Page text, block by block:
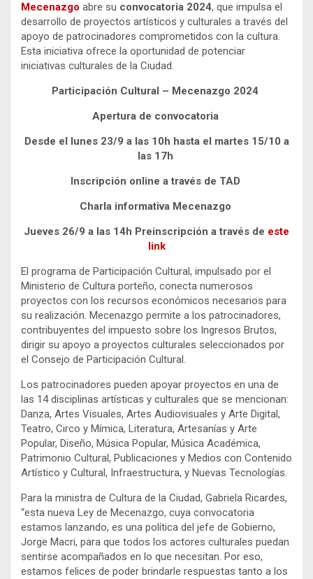
Mecenazgo abre su convocatoria 2024, que impulsa el
desarrollo de proyectos artísticos y culturales a través del
apoyo de patrocinadores comprometidos con la cultura.
Esta iniciativa ofrece la oportunidad de potenciar
iniciativas culturales de la Ciudad.
Participación Cultural – Mecenazgo 2024
Apertura de convocatoria
Desde el lunes 23/9 a las 10h hasta el martes 15/10 a
las 17h
Inscripción online a través de TAD
Charla informativa Mecenazgo
Jueves 26/9 a las 14h Preinscripción a través de este
link
El programa de Participación Cultural, impulsado por el
Ministerio de Cultura porteño, conecta numerosos
proyectos con los recursos económicos necesarios para
su realización. Mecenazgo permite a los patrocinadores,
contribuyentes del impuesto sobre los Ingresos Brutos,
dirigir su apoyo a proyectos culturales seleccionados por
el Consejo de Participación Cultural.
Los patrocinadores pueden apoyar proyectos en una de
las 14 disciplinas artísticas y culturales que se mencionan:
Danza, Artes Visuales, Artes Audiovisuales y Arte Digital,
Teatro, Circo y Mímica, Literatura, Artesanías y Arte
Popular, Diseño, Música Popular, Música Académica,
Patrimonio Cultural, Publicaciones y Medios con Contenido
Artístico y Cultural, Infraestructura, y Nuevas Tecnologías.
Para la ministra de Cultura de la Ciudad, Gabriela Ricardes,
“esta nueva Ley de Mecenazgo, cuya convocatoria
estamos lanzando, es una política del jefe de Gobierno,
Jorge Macri, para que todos los actores culturales puedan
sentirse acompañados en lo que necesitan. Por eso,
estamos felices de poder brindarle respuestas tanto a los